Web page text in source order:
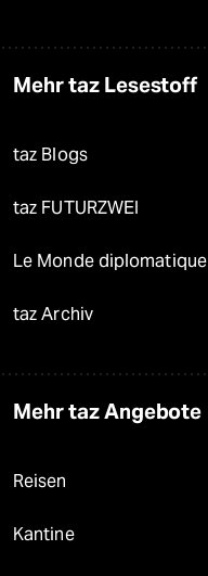
Mehr taz Lesestoff
taz Blogs
taz FUTURZWEI
Le Monde diplomatique
taz Archiv
Mehr taz Angebote
Reisen
Kantine